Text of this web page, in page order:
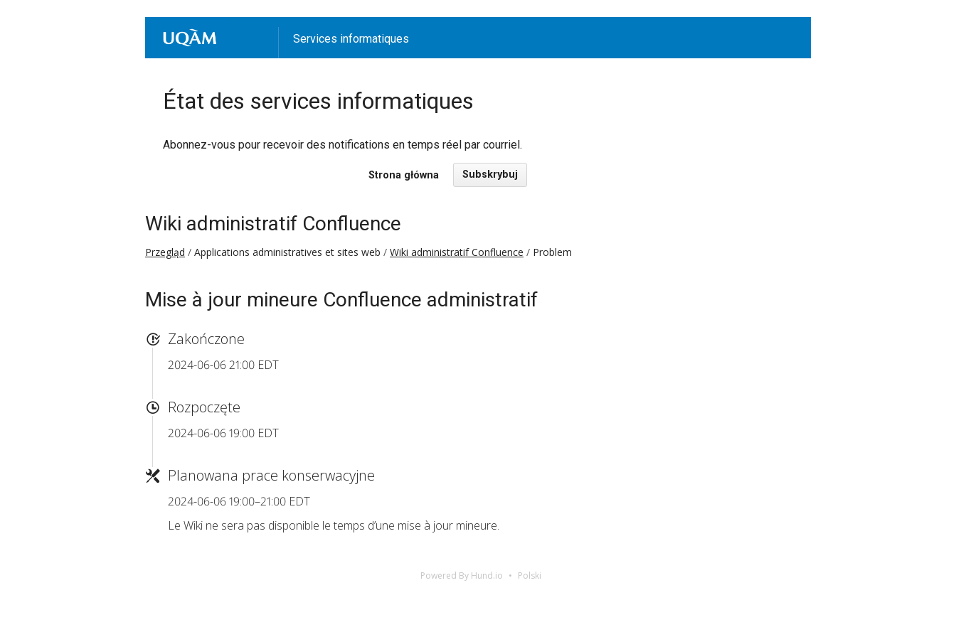
Services informatiques
État des services informatiques
Abonnez-vous pour recevoir des notifications en temps réel par courriel.
Strona główna Subskrybuj
Wiki administratif Confluence
Przegląd Applications administratives et sites web Wiki administratif Confluence Problem
Mise à jour mineure Confluence administratif
Zakończone
2024-06-06 21:00 EDT
Rozpoczęte
2024-06-06 19:00 EDT
Planowana prace konserwacyjne
2024-06-06 19:00–21:00 EDT
Le Wiki ne sera pas disponible le temps d’une mise à jour mineure.
Powered By Hund.io Polski